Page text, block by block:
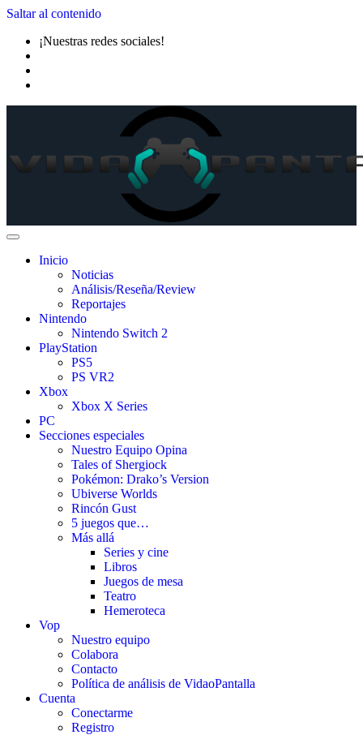
Saltar al contenido
¡Nuestras redes sociales!
Inicio
Noticias
Análisis/Reseña/Review
Reportajes
Nintendo
Nintendo Switch 2
PlayStation
PS5
PS VR2
Xbox
Xbox X Series
PC
Secciones especiales
Nuestro Equipo Opina
Tales of Shergiock
Pokémon: Drako’s Version
Ubiverse Worlds
Rincón Gust
5 juegos que…
Más allá
Series y cine
Libros
Juegos de mesa
Teatro
Hemeroteca
Vop
Nuestro equipo
Colabora
Contacto
Política de análisis de VidaoPantalla
Cuenta
Conectarme
Registro